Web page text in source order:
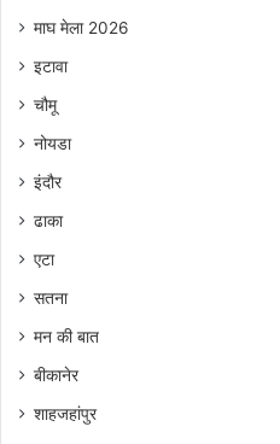
माघ मेला 2026
इटावा
चौमू
नोयडा
इंदौर
ढाका
एटा
सतना
मन की बात
बीकानेर
शाहजहांपुर